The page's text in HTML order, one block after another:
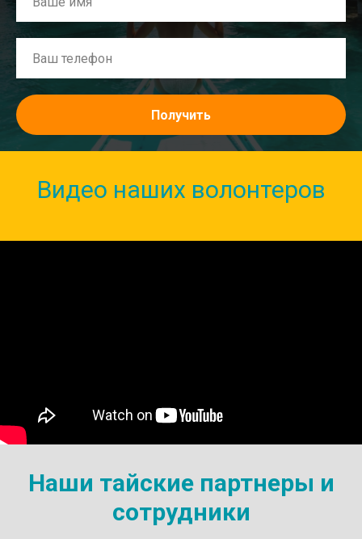
Получить
Видео наших волонтеров
Наши тайские партнеры и
сотрудники